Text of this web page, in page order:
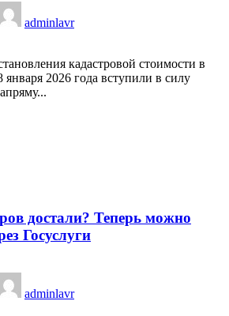
adminlavr
кадастровой стоимости в
2026 года вступили в силу
достали? Теперь можно
Госуслуги
adminlavr